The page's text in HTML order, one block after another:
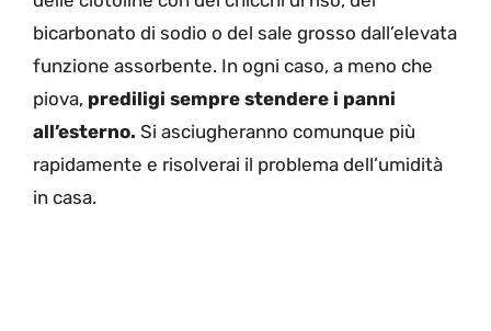
bicarbonato di sodio o del sale grosso dall’elevata
funzione assorbente. In ogni caso, a meno che
piova, prediligi sempre stendere i panni
all’esterno. Si asciugheranno comunque più
rapidamente e risolverai il problema dell’umidità
in casa.